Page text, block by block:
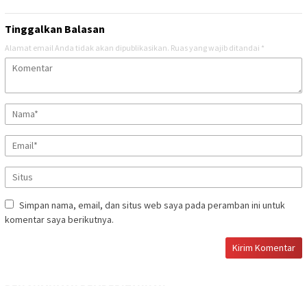
Tinggalkan Balasan
Alamat email Anda tidak akan dipublikasikan. Ruas yang wajib ditandai *
Simpan nama, email, dan situs web saya pada peramban ini untuk
komentar saya berikutnya.